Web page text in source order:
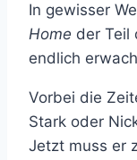
In gewisser
Home der Teil
endlich
Vorbei die
Stark oder
Jetzt muss er